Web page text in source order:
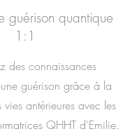
guérison quantique
1:1
des connaissances
guérison grâce à la
vies antérieures avec les
QHHT d'Emilie.